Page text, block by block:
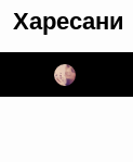
Харесани